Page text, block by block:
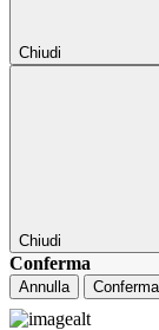
Chiudi
Chiudi
Conferma
Annulla Conferma